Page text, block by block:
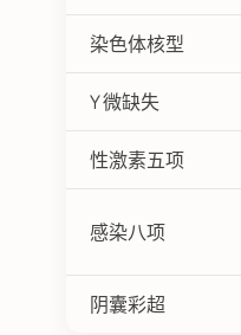
染色体核型
Y 微缺失
性激素五项
感染八项
阴囊彩超